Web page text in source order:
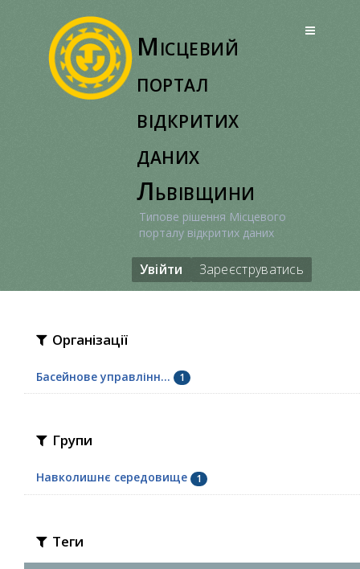
Місцевий
портал
відкритих
даних
Львівщини
Типове рішення Місцевого
порталу відкритих даних
Увійти Зареєструватись
Організації
Басейнове управлінн... 1
Групи
Навколишнє середовище 1
Теги